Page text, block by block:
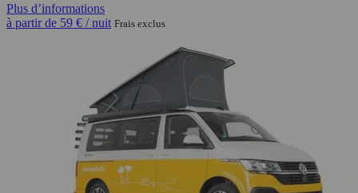
Plus d’informations
à partir de 59 € / nuit Frais exclus